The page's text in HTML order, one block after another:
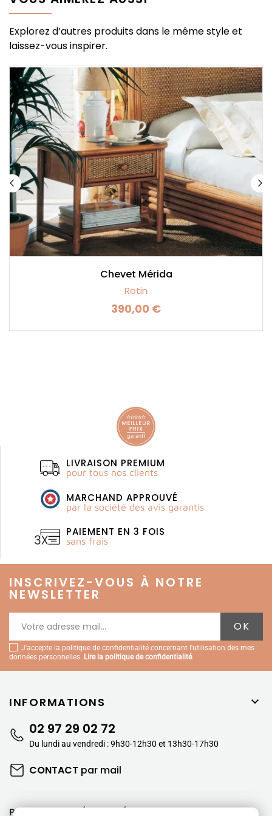
Explorez d’autres produits dans le même style et
laissez-vous inspirer.
Chevet Mérida
Rotin
Prix
390,00 €
LIVRAISON PREMIUM
pour tous nos clients
MARCHAND APPROUVÉ
par la société des avis garantis
PAIEMENT EN 3 FOIS
sans frais
INSCRIVEZ-VOUS À NOTRE
NEWSLETTER
J'accepte la politique de confidentialité concernant l'utilisation des mes
données personnelles. Lire la politique de confidentialité.
INFORMATIONS 
02 97 29 02 72
Du lundi au vendredi : 9h30-12h30 et 13h30-17h30
CONTACT par mail
PAIEMENTS SÉCURISÉS